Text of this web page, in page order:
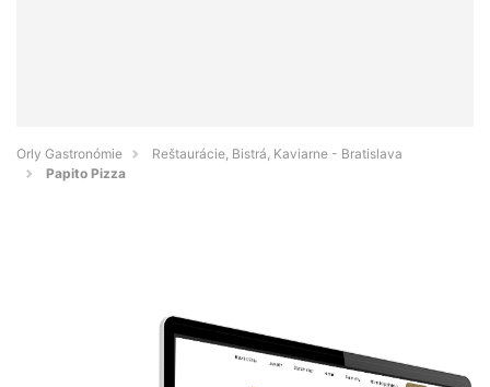
Orly Gastronómie
Reštaurácie, Bistrá, Kaviarne - Bratislava
Papito Pizza